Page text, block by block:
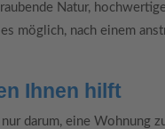
Natur,
möglich, nach einem
Ihnen hilft
darum, eine Wohnung